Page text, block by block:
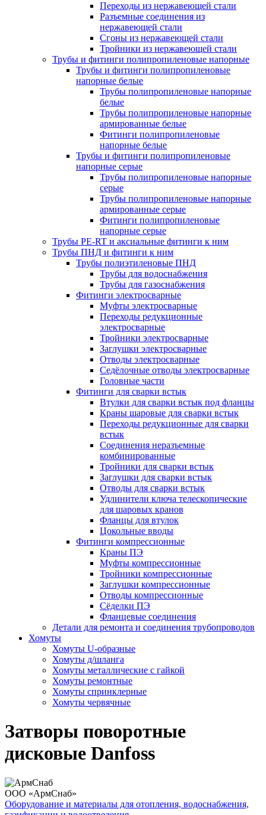
Переходы из нержавеющей стали
Разъемные соединения из
нержавеющей стали
Сгоны из нержавеющей стали
Тройники из нержавеющей стали
Трубы и фитинги полипропиленовые напорные
Трубы и фитинги полипропиленовые
напорные белые
Трубы полипропиленовые напорные
белые
Трубы полипропиленовые напорные
армированные белые
Фитинги полипропиленовые
напорные белые
Трубы и фитинги полипропиленовые
напорные серые
Трубы полипропиленовые напорные
серые
Трубы полипропиленовые напорные
армированные серые
Фитинги полипропиленовые
напорные серые
Трубы PE-RT и аксиальные фитинги к ним
Трубы ПНД и фитинги к ним
Трубы полиэтиленовые ПНД
Трубы для водоснабжения
Трубы для газоснабжения
Фитинги электросварные
Муфты электросварные
Переходы редукционные
электросварные
Тройники электросварные
Заглушки электросварные
Отводы электросварные
Седёлочные отводы электросварные
Головные части
Фитинги для сварки встык
Втулки для сварки встык под фланцы
Краны шаровые для сварки встык
Переходы редукционные для сварки
встык
Соединения неразъемные
комбинированные
Тройники для сварки встык
Заглушки для сварки встык
Отводы для сварки встык
Удлинители ключа телескопические
для шаровых кранов
Фланцы для втулок
Цокольные вводы
Фитинги компрессионные
Краны ПЭ
Муфты компрессионные
Тройники компрессионные
Заглушки компрессионные
Отводы компрессионные
Сёделки ПЭ
Фланцевые соединения
Детали для ремонта и соединения трубопроводов
Хомуты
Хомуты U-образные
Хомуты д/шланга
Хомуты металлические с гайкой
Хомуты ремонтные
Хомуты спринклерные
Хомуты червячные
Затворы поворотные
дисковые Danfoss
ООО «АрмСнаб»
Оборудование и материалы для отопления, водоснабжения,